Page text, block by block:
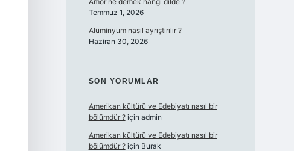
Temmuz 1, 2026
Alüminyum nasıl ayrıştırılır ?
Haziran 30, 2026
SON YORUMLAR
Amerikan kültürü ve Edebiyatı nasıl bir
bölümdür ?için admin
Amerikan kültürü ve Edebiyatı nasıl bir
bölümdür ?için Burak